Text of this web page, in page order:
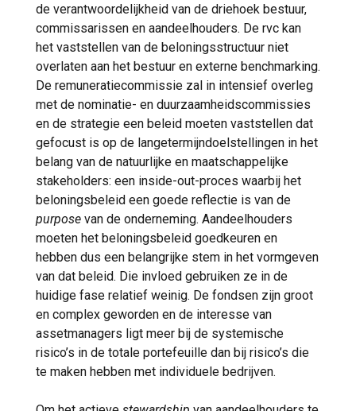
de verantwoordelijkheid van de driehoek bestuur,
commissarissen en aandeelhouders. De rvc kan
het vaststellen van de beloningsstructuur niet
overlaten aan het bestuur en externe benchmarking.
De remuneratiecommissie zal in intensief overleg
met de nominatie- en duurzaamheidscommissies
en de strategie een beleid moeten vaststellen dat
gefocust is op de langetermijndoelstellingen in het
belang van de natuurlijke en maatschappelijke
stakeholders: een inside-out-proces waarbij het
beloningsbeleid een goede reflectie is van de
purpose van de onderneming. Aandeelhouders
moeten het beloningsbeleid goedkeuren en
hebben dus een belangrijke stem in het vormgeven
van dat beleid. Die invloed gebruiken ze in de
huidige fase relatief weinig. De fondsen zijn groot
en complex geworden en de interesse van
assetmanagers ligt meer bij de systemische
risico’s in de totale portefeuille dan bij risico’s die
te maken hebben met individuele bedrijven.